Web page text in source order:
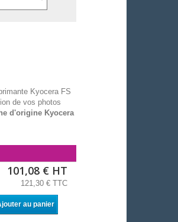
Kyocera FS
de vos photos
d'origine Kyocera
101,08 € HT
121,30 € TTC
au panier